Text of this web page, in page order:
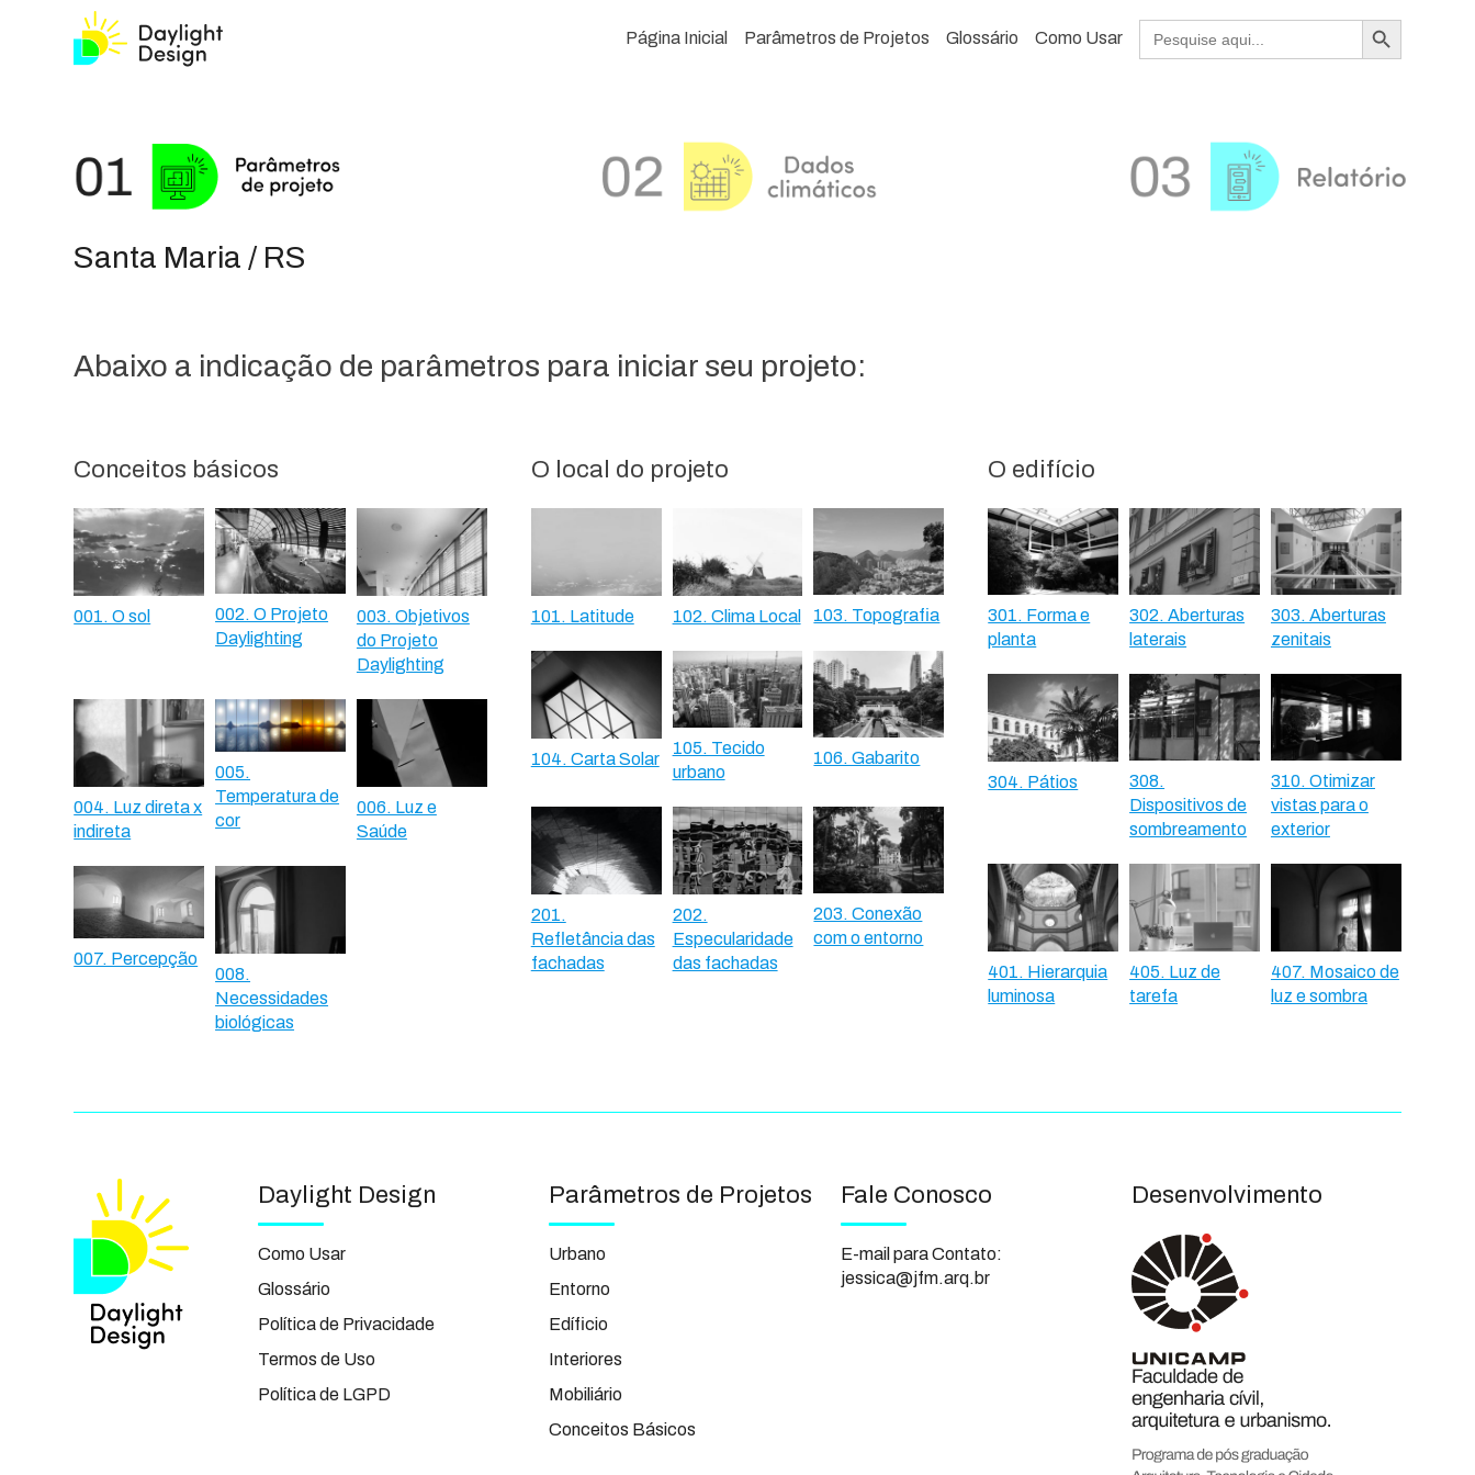
Página Inicial Parâmetros de Projetos Glossário Como Usar
Search
Search Button
Santa Maria / RS
Abaixo a indicação de parâmetros para iniciar seu projeto:
Conceitos básicos
001. O sol
002. O Projeto
Daylighting
003. Objetivos
do Projeto
Daylighting
004. Luz direta x
indireta
005.
Temperatura de
cor
006. Luz e
Saúde
007. Percepção
008.
Necessidades
biológicas
O local do projeto
101. Latitude 102. Clima Local 103. Topografia
104. Carta Solar
105. Tecido
urbano
106. Gabarito
201.
Refletância das
fachadas
202.
Especularidade
das fachadas
203. Conexão
com o entorno
O edifício
301. Forma e
planta
302. Aberturas
laterais
303. Aberturas
zenitais
304. Pátios
308.
Dispositivos de
sombreamento
310. Otimizar
vistas para o
exterior
401. Hierarquia
luminosa
405. Luz de
tarefa
407. Mosaico de
luz e sombra
Daylight Design
Como Usar
Glossário
Política de Privacidade
Termos de Uso
Política de LGPD
Parâmetros de Projetos
Urbano
Entorno
Edíficio
Interiores
Mobiliário
Conceitos Básicos
Fale Conosco
E-mail para Contato:
jessica@jfm.arq.br
Desenvolvimento